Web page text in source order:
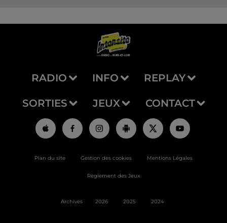
RADIO INFO REPLAY
SORTIES JEUX CONTACT
Plan du site Gestion des cookies Mentions Légales
Règlement des Jeux
Archives 2026 2025 2024